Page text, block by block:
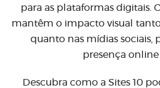
para as plataformas digitais.
mantêm o impacto visual
quanto nas mídias sociais,
presença online
Descubra como a Sites 10